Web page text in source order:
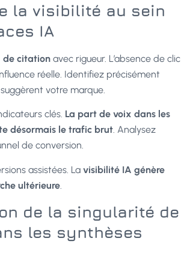
la visibilité au sein
IA
de citation avec rigueur. L’absence de clic
réelle. Identifiez précisément
votre marque.
clés. La part de voix dans les
désormais le trafic brut. Analysez
de conversion.
assistées. La visibilité IA génère
ultérieure
de la singularité de
les synthèses